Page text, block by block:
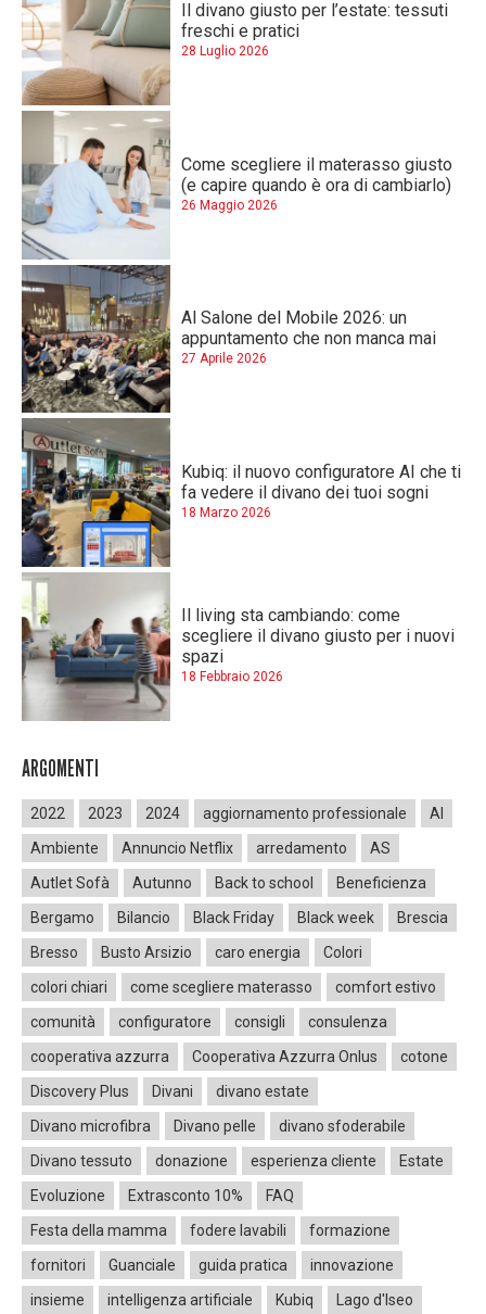
Il divano giusto per l’estate: tessuti
freschi e pratici
28 Luglio 2026
Come scegliere il materasso giusto
(e capire quando è ora di cambiarlo)
26 Maggio 2026
Al Salone del Mobile 2026: un
appuntamento che non manca mai
27 Aprile 2026
Kubiq: il nuovo configuratore AI che ti
fa vedere il divano dei tuoi sogni
18 Marzo 2026
Il living sta cambiando: come
scegliere il divano giusto per i nuovi
spazi
18 Febbraio 2026
ARGOMENTI
2022 2023 2024 aggiornamento professionale
AI
Ambiente
Annuncio Netflix arredamento
AS
Autlet Sofà
Autunno Back to school
Beneficienza
Bergamo
Bilancio Black Friday Black week
Brescia
Bresso
Busto Arsizio caro energia
Colori
colori chiari
come scegliere materasso
comfort estivo
comunità
configuratore consigli
consulenza
cooperativa azzurra
Cooperativa Azzurra Onlus
cotone
Discovery Plus
Divani
divano estate
Divano microfibra
Divano pelle
divano sfoderabile
Divano tessuto
donazione esperienza cliente
Estate
Evoluzione
Extrasconto 10%
FAQ
Festa della mamma
fodere lavabili
formazione
fornitori
Guanciale guida pratica
innovazione
insieme
intelligenza artificiale Kubiq
Lago d'Iseo